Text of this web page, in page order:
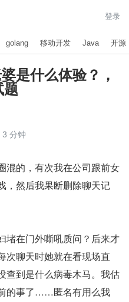
登录
golang 移动开发 Java 开源
是什么体验？，
题
3 分钟
混的，有次我在公司跟前女
，然后我果断删除聊天记
堵在门外嘶吼质问？后来才
次聊天时她就在看现场直
查到是什么病毒木马。我估
的事了……匿名有用么我